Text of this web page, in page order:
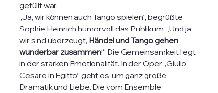
gefüllt war.
„Ja, wir können auch Tango spielen“, begrüßte
Sophie Heinrich humorvoll das Publikum. „Und ja,
wir sind überzeugt, Händel und Tango gehen
wunderbar zusammen!“ Die Gemeinsamkeit liegt
in der starken Emotionalität. In der Oper „Giulio
Cesare in Egitto“ geht es  um ganz große
Dramatik und Liebe. Die vom Ensemble